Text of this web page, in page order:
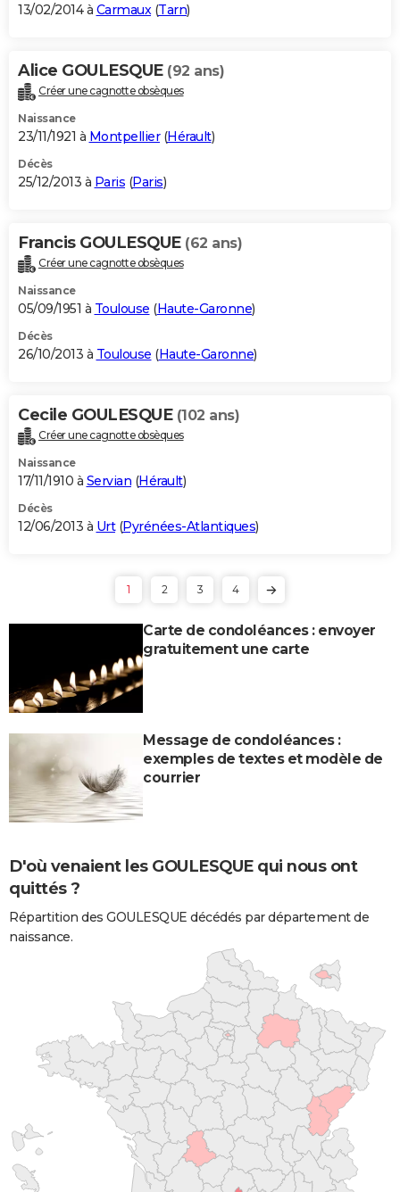
13/02/2014 à Carmaux(Tarn)
Alice GOULESQUE (92 ans)
Créer une cagnotte obsèques
Naissance
23/11/1921 à Montpellier(Hérault)
Décès
25/12/2013 à Paris (Paris)
Francis GOULESQUE (62 ans)
Créer une cagnotte obsèques
Naissance
05/09/1951 à Toulouse (Haute-Garonne)
Décès
26/10/2013 à Toulouse (Haute-Garonne)
Cecile GOULESQUE (102 ans)
Créer une cagnotte obsèques
Naissance
17/11/1910 à Servian (Hérault)
Décès
12/06/2013 à Urt(Pyrénées-Atlantiques)
1 2 3 4
Carte de condoléances : envoyer
gratuitement une carte
Message de condoléances :
exemples de textes et modèle de
courrier
D'où venaient les GOULESQUE qui nous ont
quittés ?
Répartition des GOULESQUE décédés par département de
naissance.